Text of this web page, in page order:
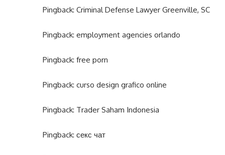
Pingback: Criminal Defense Lawyer Greenville, SC
Pingback: employment agencies orlando
Pingback: free porn
Pingback: curso design grafico online
Pingback: Trader Saham Indonesia
Pingback: секс чат